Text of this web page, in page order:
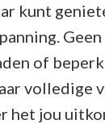
kunt
of
volledige
het jou